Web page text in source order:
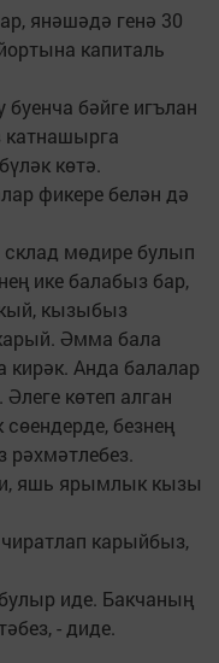
янәшәдә генә 30
капиталь
бәйге игълан
көтә.
фикере белән дә
мөдире булып
ике балабыз бар,
кызыбыз
Әмма бала
кирәк. Анда балалар
көтеп алган
безнең
рәхмәтлебез.
яшь ярымлык кызы
карыйбыз,
иде. Бакчаның
- диде.